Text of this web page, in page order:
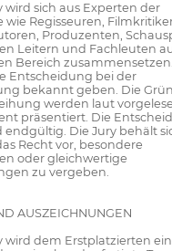
wird sich aus Experten der
wie Regisseuren,
Produzenten,
Leitern und Fachleuten
Bereich
Entscheidung bei der
bekannt geben. Die
werden laut
präsentiert. Die
endgültig. Die Jury behält
Recht vor, besondere
oder gleichwertige
zu vergeben.
AUSZEICHNUNGEN
wird dem Erstplatzierten